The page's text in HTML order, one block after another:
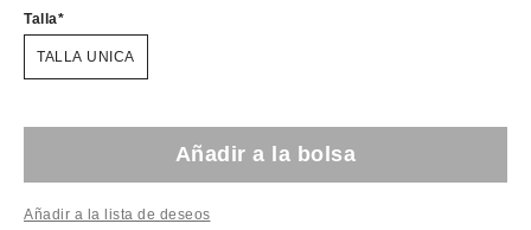
Talla
TALLA UNICA
Añadir a la bolsa
Añadir a la lista de deseos